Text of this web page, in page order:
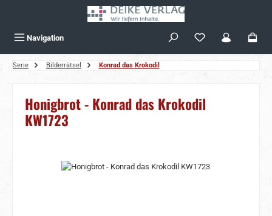
Navigation
Serie Bilderrätsel Konrad das Krokodil
Honigbrot - Konrad das Krokodil
KW1723
Bildergalerie überspringen